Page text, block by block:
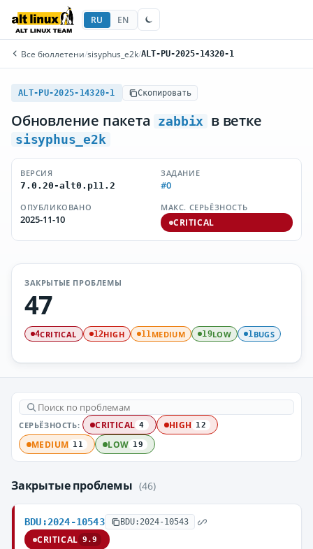
RU EN
Все бюллетени/sisyphus_e2k/ALT-PU-2025-14320-1
ALT-PU-2025-14320-1 Скопировать
Обновление пакета zabbix в ветке
sisyphus_e2k
ВЕРСИЯ
7.0.20-alt0.p11.2
ЗАДАНИЕ
#0
ОПУБЛИКОВАНО
2025-11-10
МАКС. СЕРЬЁЗНОСТЬ
CRITICAL
ЗАКРЫТЫЕ ПРОБЛЕМЫ
47
4CRITICAL 12HIGH 11MEDIUM 19LOW 1BUGS
СЕРЬЁЗНОСТЬ: CRITICAL 4 HIGH 12
MEDIUM 11 LOW 19
Закрытые проблемы (46)
BDU:2024-10543 BDU:2024-10543
CRITICAL 9.9